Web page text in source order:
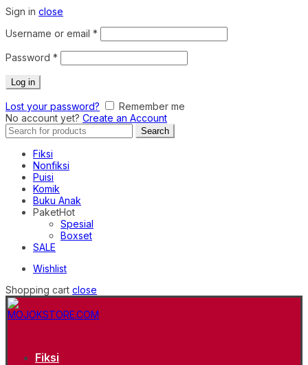
Sign in close
Username or email *
Password *
Log in
Lost your password?
Remember me
No account yet? Create an Account
Search
for:
Search
Fiksi
Nonfiksi
Puisi
Komik
Buku Anak
PaketHot
Spesial
Boxset
SALE
Wishlist
Shopping cart close
Fiksi